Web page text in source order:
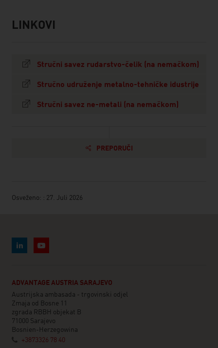
listen
links
LINKOVI
Stručni savez rudarstvo-čelik (na nemačkom)
Stručno udruženje metalno-tehničke idustrije
Stručni savez ne-metali (na nemačkom)
PREPORUČI
Osveženo: : 27. Juli 2026
ADVANTAGE AUSTRIA SARAJEVO
Austrijska ambasada - trgovinski odjel
Zmaja od Bosne 11
zgrada RBBH objekat B
71000 Sarajevo
Bosnien-Herzegowina
+3873326 78 40